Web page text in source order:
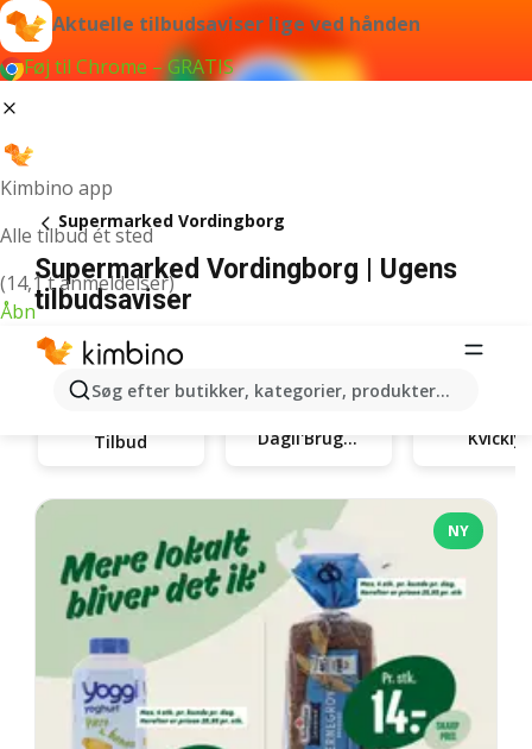
Aktuelle tilbudsaviser lige ved hånden
Føj til Chrome – GRATIS
Kimbino app
Alle tilbud ét sted
(14,1 t anmeldelser)
Åbn
Søg efter butikker, kategorier, produkter...
Supermarked Vordingborg
Supermarked Vordingborg | Ugens
tilbudsaviser
Tilbud Dagli'Brugsen Kvickly
NY